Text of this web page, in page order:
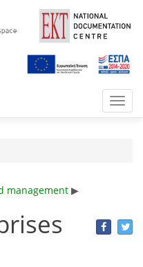
management ▶